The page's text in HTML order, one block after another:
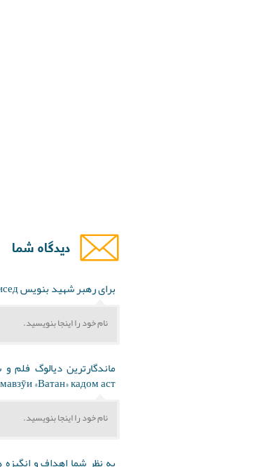
دیدگاه شما
برای رهبر شهید بنویس Барои Оятуллоҳ Сайид Алӣ Ҳусайнии Хоманаӣ бинависед
«Ватан» кадом аст?
به نظر شما اهداف و